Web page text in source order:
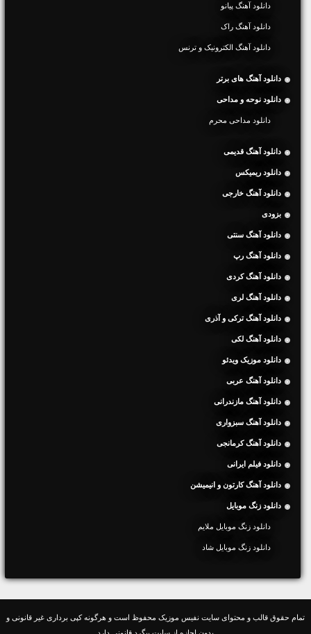
دانلود آهنگ پیانو
دانلود آهنگ راک
دانلود آهنگ الکترونیک و ترنس
دانلود آهنگ های برتر
دانلود نوحه و مداحی
دانلود مداحی محرم
دانلود آهنگ قدیمی
دانلود ریمیکس
دانلود آهنگ خارجی
بزودی
دانلود آهنگ سنتی
دانلود آهنگ رپ
دانلود آهنگ کردی
دانلود آهنگ لری
دانلود آهنگ ترکی و آذری
دانلود آهنگ لکی
دانلود موزیک ویدئو
دانلود آهنگ عربی
دانلود آهنگ مازندرانی
دانلود آهنگ سبزواری
دانلود آهنگ کرمانجی
دانلود فیلم ایرانی
دانلود آهنگ کارتون و انیمیشن
دانلود زنگ موبایل
دانلود زنگ موبایل ملایم
دانلود زنگ موبایل شاد
تمام حقوق قالب و محتوای سایت نفیس موزیک محفوظ است و هرگونه کپی برداری غیر قانونی و